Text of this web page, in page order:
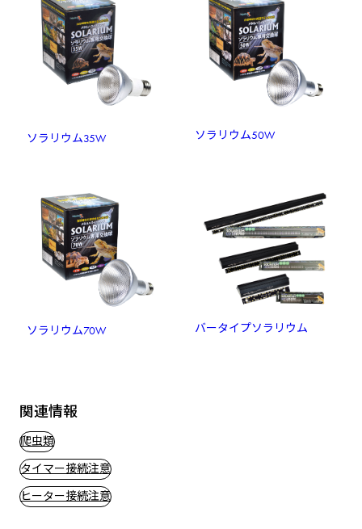
ソラリウム35W ソラリウム50W
ソラリウム70W バータイプソラリウム
関連情報
爬虫類
タイマー接続注意
ヒーター接続注意